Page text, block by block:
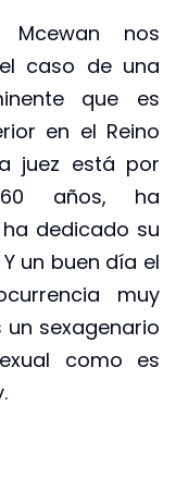
nos
caso de una
que es
en el Reino
juez está por
años, ha
dedicado su
un buen día el
muy
un sexagenario
como es